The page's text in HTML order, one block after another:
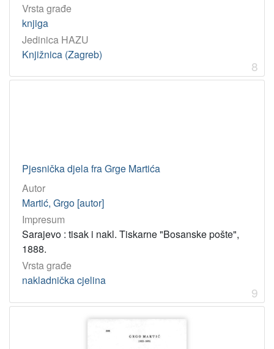
Vrsta građe
knjiga
Jedinica HAZU
Knjižnica (Zagreb)
8
Pjesnička djela fra Grge Martića
Autor
Martić, Grgo [autor]
Impresum
Sarajevo : tisak i nakl. Tiskarne "Bosanske pošte",
1888.
Vrsta građe
nakladnička cjelina
9